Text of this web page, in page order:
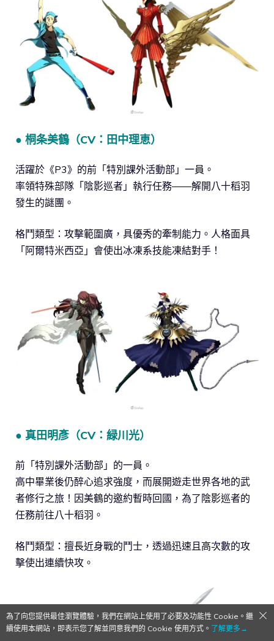
● 桐条美鶴（CV：田中理恵）
活躍於《P3》的前「特別課外活動部」一員。
率領特殊部隊「陰影巡者」執行任務——解開八十稻羽
發生的謎團。
格鬥類型：攻擊範圍廣，具優秀的牽制能力。人格面具
「阿爾特米西亞」會使出冰凍系技能凍結對手！
● 真田明彥（CV：緑川光）
前「特別課外活動部」的一員。
高中畢業後仍醉心追求強度，而展開遊走世界各地的武
者修行之旅！因美鶴的邀約暫時回國，為了陰影巡者的
任務前往八十稻羽。
格鬥類型：擅長近身戰的鬥士，透過迅速且高次數的攻
擊使出連續快攻。
為了向您提供最佳瀏覽體驗，我們在網站上使用了必要及功能性 Cookie。繼
續使用本網站，即表示您了解並同意我們的 Cookie 使用方式。 了解更多→